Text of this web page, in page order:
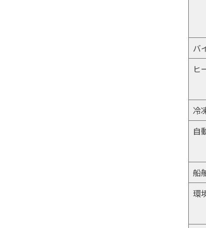
バ
ヒ
冷
自
船
環